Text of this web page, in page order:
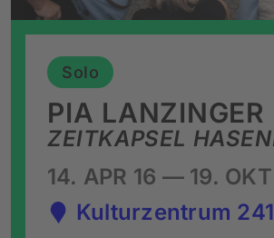
Solo
ZEITKAPSEL
PIA LANZINGER
14. APR 16 — 19. OKT
Kulturzentrum